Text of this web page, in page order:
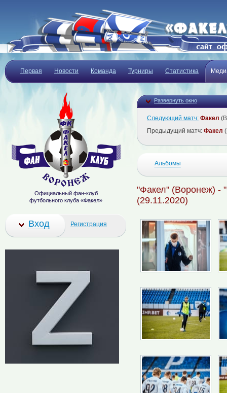
Первая Новости Команда Турниры Статистика
Развернуть окно
Следующий матч: Факел
Предыдущий матч: Факел
Альбомы
"Факел" (Воронеж) -
(29.11.2020)
Официальный фан-клуб
футбольного клуба «Факел»
Вход Регистрация